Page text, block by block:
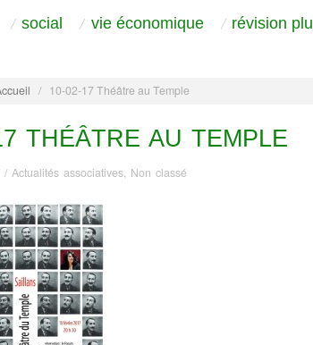
social vie économique révision plu
/ 10-02-17 Théâtre au Temple
THÉÂTRE AU TEMPLE
/ Actualités associatives Non classé